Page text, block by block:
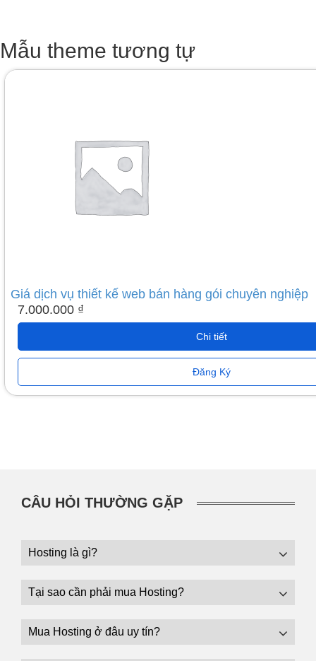
Mẫu theme tương tự
Giá dịch vụ thiết kế web bán hàng gói chuyên nghiệp
7.000.000 ₫
Chi tiết
Đăng Ký
CÂU HỎI THƯỜNG GẶP
Hosting là gì?
Tại sao cần phải mua Hosting?
Mua Hosting ở đâu uy tín?